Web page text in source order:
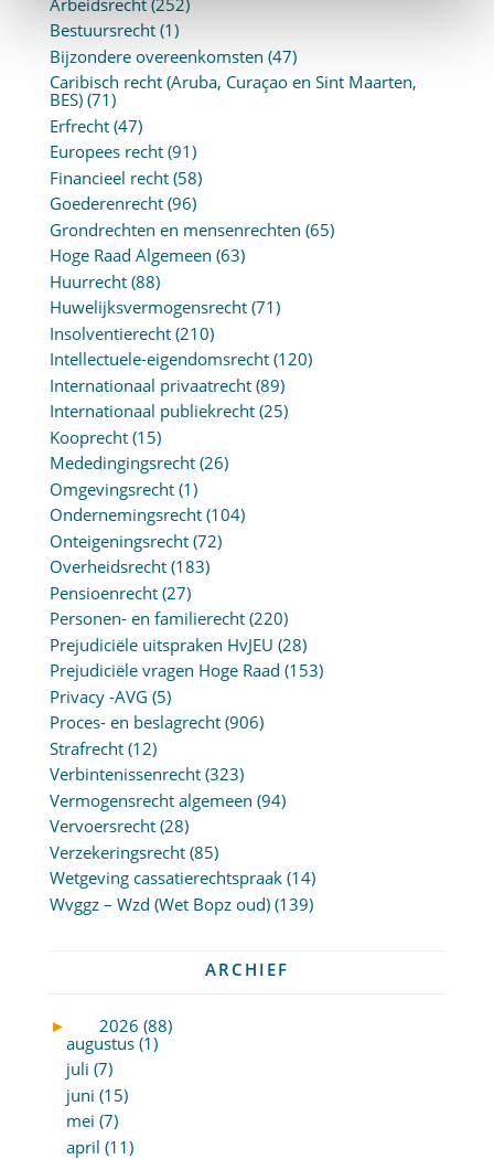
Bestuursrecht(1)
Bijzondere overeenkomsten (47)
Caribisch recht (Aruba, Curaçao en Sint Maarten,
BES)(71)
Erfrecht(47)
Europees recht(91)
Financieel recht(58)
Goederenrecht(96)
Grondrechten en mensenrechten (65)
Hoge Raad Algemeen (63)
Huurrecht(88)
Huwelijksvermogensrecht(71)
Insolventierecht(210)
Intellectuele-eigendomsrecht(120)
Internationaal privaatrecht(89)
Internationaal publiekrecht(25)
Kooprecht(15)
Mededingingsrecht(26)
Omgevingsrecht(1)
Ondernemingsrecht(104)
Onteigeningsrecht(72)
Overheidsrecht(183)
Pensioenrecht(27)
Personen- en familierecht(220)
Prejudiciële uitspraken HvJEU (28)
Prejudiciële vragen Hoge Raad (153)
Privacy -AVG (5)
Proces- en beslagrecht(906)
Strafrecht(12)
Verbintenissenrecht(323)
Vermogensrecht algemeen (94)
Vervoersrecht(28)
Verzekeringsrecht(85)
Wetgeving cassatierechtspraak(14)
Wvggz – Wzd (Wet Bopz oud)(139)
ARCHIEF
►
2026 (88)
augustus (1)
juli (7)
juni (15)
mei (7)
april (11)